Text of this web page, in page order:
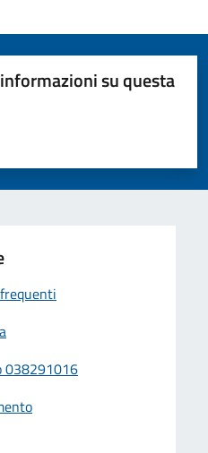
su questa
su 5
5
038291016